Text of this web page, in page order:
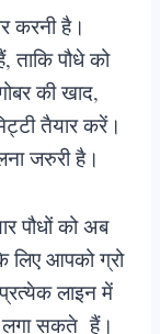
करनी है।
ताकि पौधे को
की खाद,
तैयार करें।
जरुरी है।
पौधों को अब
आपको ग्रो
लाइन में
लगा सकते हैं।